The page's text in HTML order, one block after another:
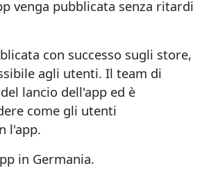
venga pubblicata senza ritardi
con successo sugli store,
agli utenti. Il team di
lancio dell'app ed è
come gli utenti
l'app.
in Germania.